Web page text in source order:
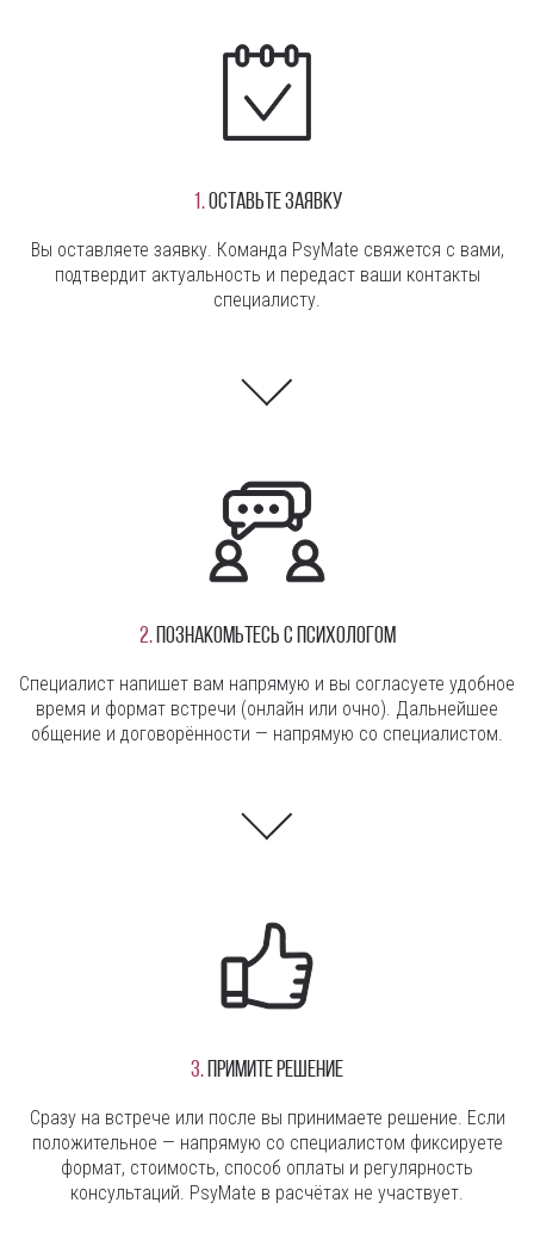
1.Оставьте заявку
Вы оставляете заявку. Команда PsyMate свяжется с вами,
подтвердит актуальность и передаст ваши контакты
специалисту.
2.Познакомьтесь с психологом
Специалист напишет вам напрямую и вы согласуете удобное
время и формат встречи (онлайн или очно). Дальнейшее
общение и договорённости — напрямую со специалистом.
3.Примите решение
Сразу на встрече или после вы принимаете решение. Если
положительное — напрямую со специалистом фиксируете
формат, стоимость, способ оплаты и регулярность
консультаций. PsyMate в расчётах не участвует.